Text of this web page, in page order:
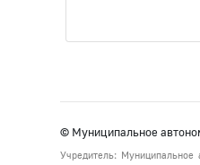
© Муниципальное
Учредитель: Муниципальное